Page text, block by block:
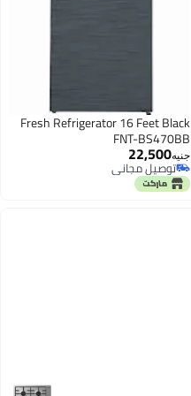
Fresh Refrigerator 16 Feet Black
FNT-BS470BB
جنيه22,500
توصيل مجاني
توصيل مجاني